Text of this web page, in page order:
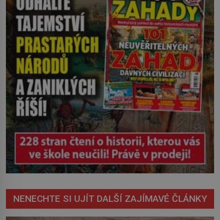
později pravda o původu této mlhy
vychází najevo. Víme ale […]
NENECHTE SI UJÍT DALŠÍ ZAJÍMAVÉ ČLÁNKY